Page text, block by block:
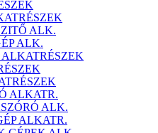
ALK.
ALK.
ALKATR.
ALK.
ALKATR.